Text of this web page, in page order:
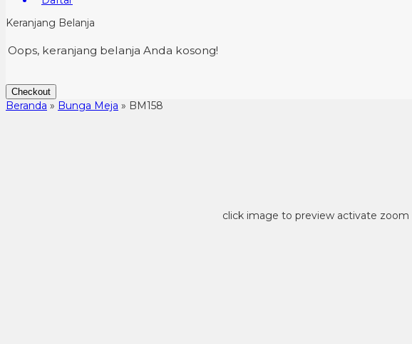
Keranjang Belanja
Oops, keranjang belanja Anda kosong!
Checkout
Beranda » Bunga Meja » BM158
click image to preview activate zoom